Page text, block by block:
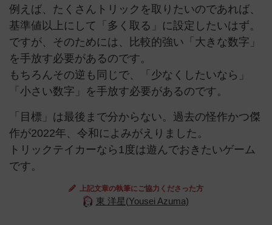
例えば、たくさんトリックを取りたいのであれば、
基準値以上にして「多く取る」に設定したいはず。
ですが、そのためには、比較的強い「大きな数字」
を手放す必要があるのです。
もちろんその逆も同じで、「少なくしたいなら」
「小さい数字」を手放す必要があるのです。
「目標」は最後まで分からない。過去の怪作かつ傑
作が2022年、令和によみがえりました。
トリックテイカーなら1度は遊んでおきたいゲーム
です。
上記文章の執筆にご協力くださった方
東 洋星(Yousei Azuma)